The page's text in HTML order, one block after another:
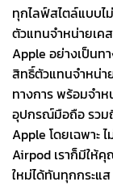
ทุกไลฟ์สไตล์แบบ
ตัวแทนจำหน่ายเ
Apple อย่างเป็นท
สิทธิ์ตัวแทนจำหน่า
ทางการ พร้อมจำ
อุปกรณ์มือถือ รวม
Apple โดยเฉพาะ
Airpod เราก็มีให้คุ
ใหม่ได้ทันทุกกระแ